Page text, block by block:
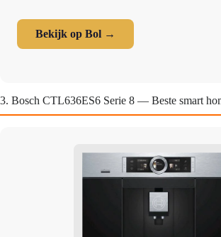
Bekijk op Bol →
3. Bosch CTL636ES6 Serie 8 — Beste smart